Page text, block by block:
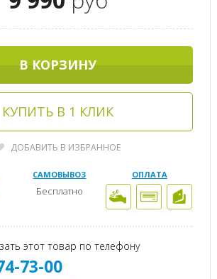
В КОРЗИНУ
КУПИТЬ В 1 КЛИК
ДОБАВИТЬ В ИЗБРАННОЕ
САМОВЫВОЗ
Бесплатно
ОПЛАТА
этот товар по телефону
73-00